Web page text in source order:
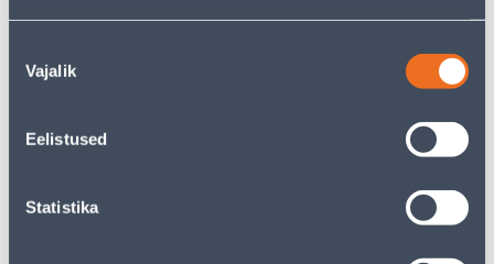
valik
Vajalik
Eelistused
Statistika